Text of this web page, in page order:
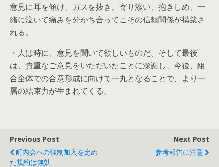
意見に耳を傾け、ガスを抜き、寄り添い、抱きしめ、一
緒に泣いて痛みを分かち合ってこその信頼関係が構築さ
れる。
・人は時に、意見を聞いて欲しいものだ。そして最後
は、貴重なご意見をいただいたことに深謝し、今後、組
合全体での合意形成に向けて一丸となることで、より一
層の結束力が生まれてくる。
Previous Post
町内会への強制加入を定め
た規約は無効
Next Post
参考報告に注意